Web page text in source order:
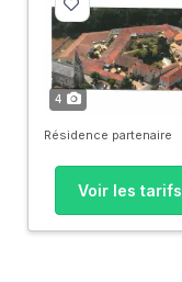
4
Résidence partenaire
Voir les tarifs